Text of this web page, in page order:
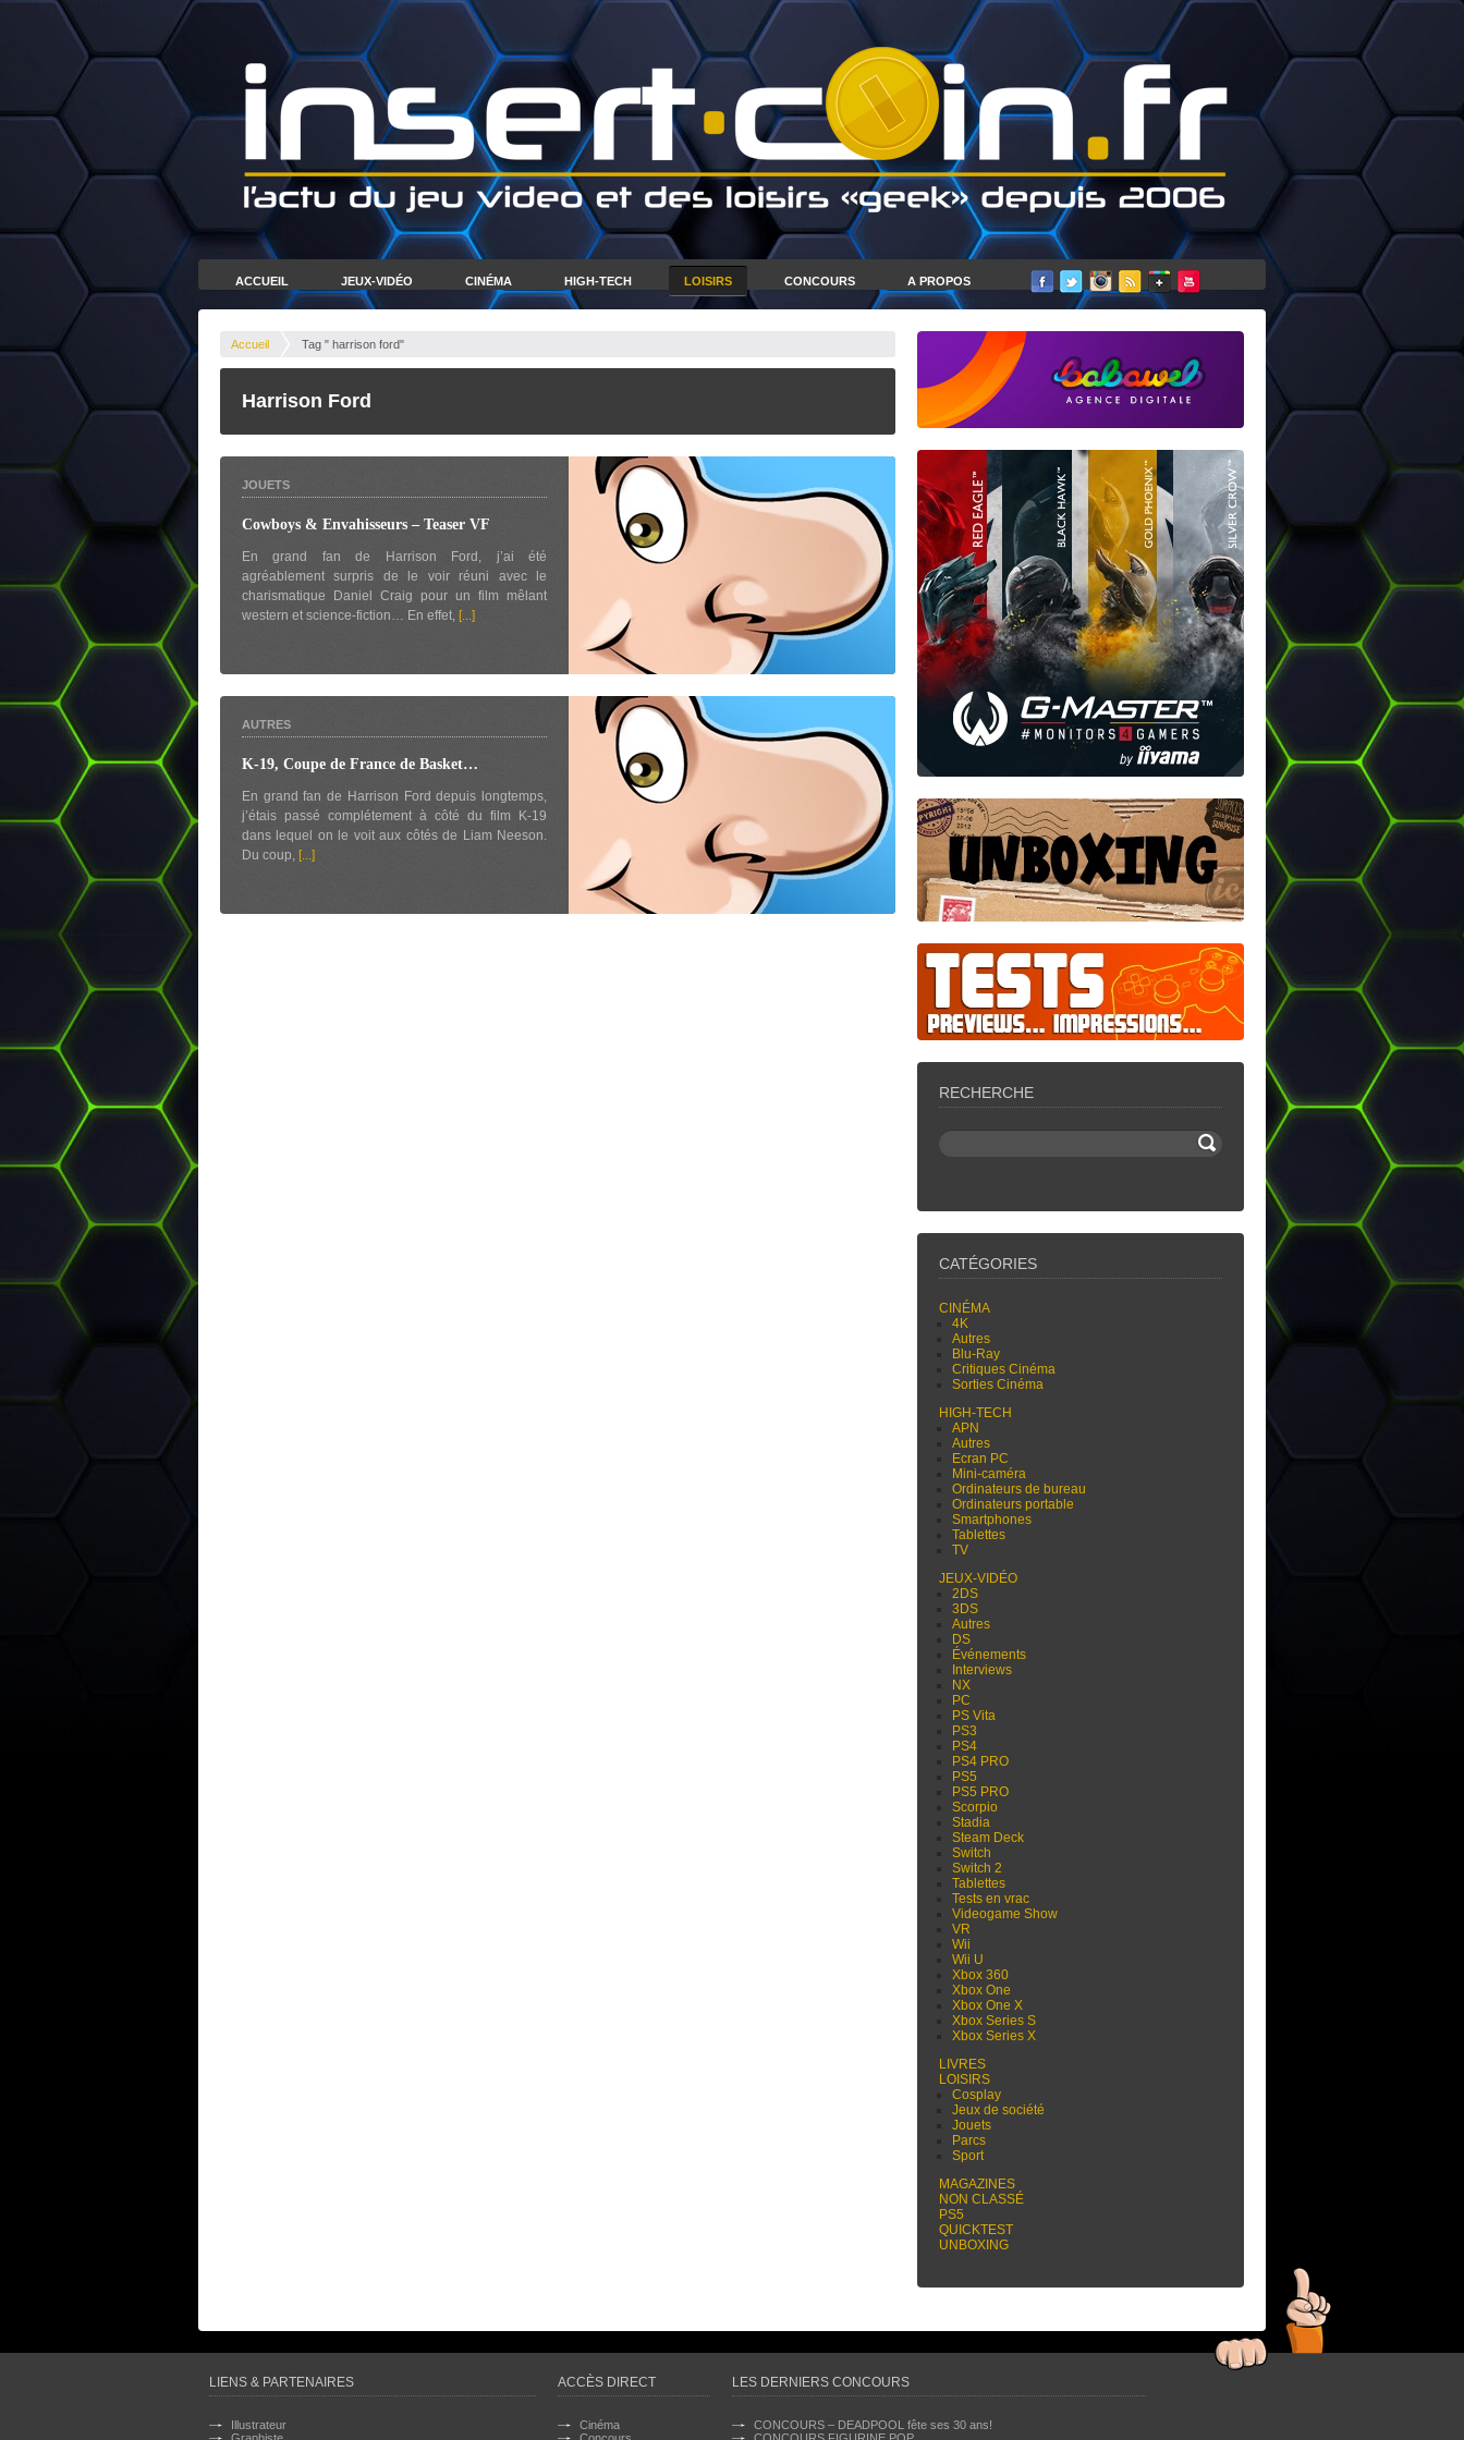
ACCUEIL JEUX-VIDÉO CINÉMA HIGH-TECH LOISIRS CONCOURS A PROPOS
Accueil Tag " harrison ford"
Harrison Ford
JOUETS
Cowboys & Envahisseurs – Teaser VF
En grand fan de Harrison Ford, j’ai été
agréablement surpris de le voir réuni avec le
charismatique Daniel Craig pour un film mêlant
western et science-fiction… En effet, [...]
AUTRES
K-19, Coupe de France de Basket…
En grand fan de Harrison Ford depuis longtemps,
j’étais passé complétement à côté du film K-19
dans lequel on le voit aux côtés de Liam Neeson.
Du coup, [...]
RECHERCHE
CATÉGORIES
CINÉMA
4K
Autres
Blu-Ray
Critiques Cinéma
Sorties Cinéma
HIGH-TECH
APN
Autres
Ecran PC
Mini-caméra
Ordinateurs de bureau
Ordinateurs portable
Smartphones
Tablettes
TV
JEUX-VIDÉO
2DS
3DS
Autres
DS
Événements
Interviews
NX
PC
PS Vita
PS3
PS4
PS4 PRO
PS5
PS5 PRO
Scorpio
Stadia
Steam Deck
Switch
Switch 2
Tablettes
Tests en vrac
Videogame Show
VR
Wii
Wii U
Xbox 360
Xbox One
Xbox One X
Xbox Series S
Xbox Series X
LIVRES
LOISIRS
Cosplay
Jeux de société
Jouets
Parcs
Sport
MAGAZINES
NON CLASSÉ
PS5
QUICKTEST
UNBOXING
LIENS & PARTENAIRES
Illustrateur
ACCÈS DIRECT
Cinéma
LES DERNIERS CONCOURS
CONCOURS – DEADPOOL fête ses 30 ans!